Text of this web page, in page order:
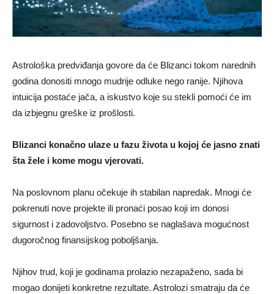
Astrološka predviđanja govore da će Blizanci tokom narednih
godina donositi mnogo mudrije odluke nego ranije. Njihova
intuicija postaće jača, a iskustvo koje su stekli pomoći će im
da izbjegnu greške iz prošlosti.
Blizanci konačno ulaze u fazu života u kojoj će jasno znati
šta žele i kome mogu vjerovati.
Na poslovnom planu očekuje ih stabilan napredak. Mnogi će
pokrenuti nove projekte ili pronaći posao koji im donosi
sigurnost i zadovoljstvo. Posebno se naglašava mogućnost
dugoročnog finansijskog poboljšanja.
Njihov trud, koji je godinama prolazio nezapaženo, sada bi
mogao donijeti konkretne rezultate. Astrolozi smatraju da će